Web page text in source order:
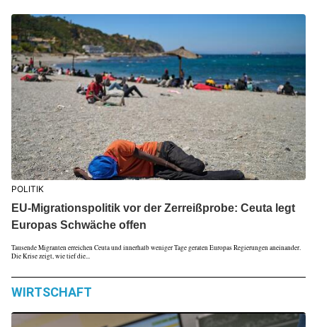
POLITIK
EU-Migrationspolitik vor der Zerreißprobe: Ceuta legt
Europas Schwäche offen
Tausende Migranten erreichen Ceuta und innerhalb weniger Tage geraten Europas Regierungen aneinander.
Die Krise zeigt, wie tief die...
WIRTSCHAFT